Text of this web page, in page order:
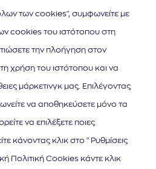
μια «ζωντανή»
του νησιού. Ένας
από στενά
η Παλιά
με βενετσιάνικα
των cookies", συμφωνείτε με
cookies του ιστότοπου στη
την πλοήγηση στον
χρήση του ιστότοπου και να
μάρκετινγκ μας. Επιλέγοντας
να αποθηκεύσετε μόνο τα
να επιλέξετε ποιες
κάνοντας κλικ στο "Ρυθμίσεις
Πολιτική Cookies κάντε κλικ